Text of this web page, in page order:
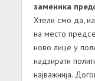
заменика
Хтели смо да,
на место
ново лице у
надзирати
најважнија.